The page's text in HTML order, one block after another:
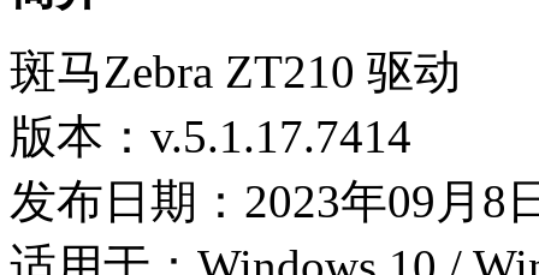
斑马Zebra ZT210 驱动
版本：v.5.1.17.7414
发布日期：2023年09月8